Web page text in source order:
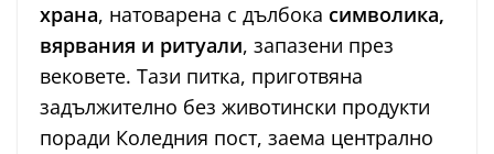
храна, натоварена с дълбока символика,
вярвания и ритуали, запазени през
вековете. Тази питка, приготвяна
задължително без животински продукти
поради Коледния пост, заема централно